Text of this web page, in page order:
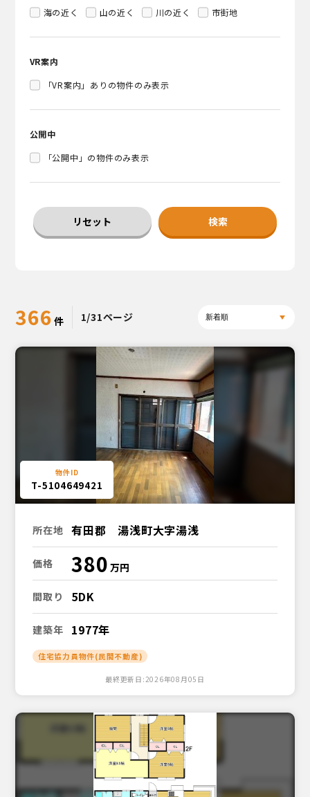
海の近く 山の近く 川の近く 市街地
VR案内
「VR案内」ありの物件のみ表示
公開中
「公開中」の物件のみ表示
リセット 検索
366 1/31ページ
T-5104649421
所在地 有田郡 湯浅町大字湯浅
価格 380
間取り 5DK
建築年 1977年
住宅協力員物件(民間不動産)
最終更新日:2026年08月05日